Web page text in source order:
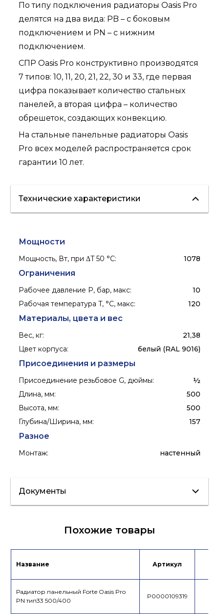
По типу подключения радиаторы Oasis Pro
делятся на два вида: PB – с боковым
подключением и PN – с нижним
подключением.
СПР Oasis Pro конструктивно производятся
7 типов: 10, 11, 20, 21, 22, 30 и 33, где первая
цифра показывает количество стальных
панелей, а вторая цифра – количество
обрешеток, создающих конвекцию.
На стальные панельные радиаторы Oasis
Pro всех моделей распространяется срок
гарантии 10 лет.
Технические характеристики
Мощности
Мощность, Вт, при ΔT 50 °С: 1078
Ограничения
Рабочее давление P, бар, макс:
10
Рабочая температура T, °C, макс: 120
Материалы, цвета и вес
Вес, кг:
21,38
Цвет корпуса: белый (RAL 9016)
Присоединения и размеры
Присоединение резьбовое G, дюймы:
½
Длина, мм:
500
Высота, мм:
500
Глубина/Ширина, мм: 157
Разное
Монтаж: настенный
Документы
Похожие товары
Название Артикул
Радиатор панельный Forte Oasis Pro
PN тип33 500/400
P0000109319